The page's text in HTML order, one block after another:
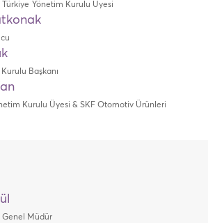
Yönetim Kurulu Üyesi
Başkanı
Kurulu Üyesi & SKF Otomotiv Ürünleri
Genel Müdür